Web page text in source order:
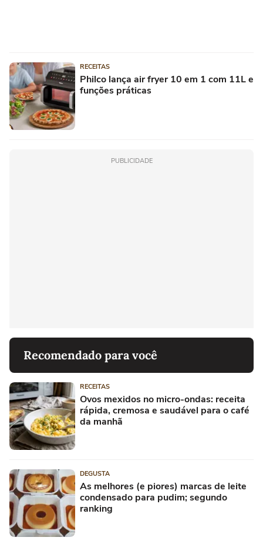
RECEITAS
Philco lança air fryer 10 em 1 com 11L e
funções práticas
PUBLICIDADE
Recomendado para você
RECEITAS
Ovos mexidos no micro-ondas: receita
rápida, cremosa e saudável para o café
da manhã
DEGUSTA
As melhores (e piores) marcas de leite
condensado para pudim; segundo
ranking